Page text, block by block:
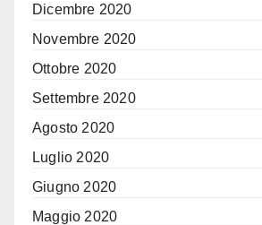
Dicembre 2020
Novembre 2020
Ottobre 2020
Settembre 2020
Agosto 2020
Luglio 2020
Giugno 2020
Maggio 2020